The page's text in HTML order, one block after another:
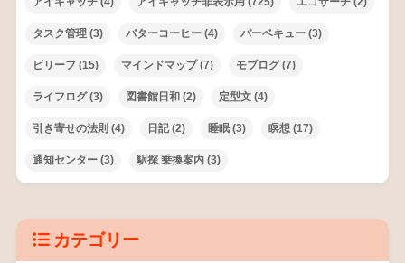
タスク管理(3) バターコーヒー(4) バーベキュー(3)
ビリーフ (15) マインドマップ(7) モブログ(7)
ライフログ(3) 図書館日和(2) 定型文(4)
引き寄せの法則 (4) 日記(2) 睡眠(3) 瞑想 (17)
通知センター(3) 駅探 乗換案内(3)
カテゴリー